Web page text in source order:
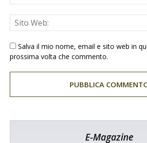
Salva il mio nome, email e sito web in
prossima volta che commento.
E-Magazine